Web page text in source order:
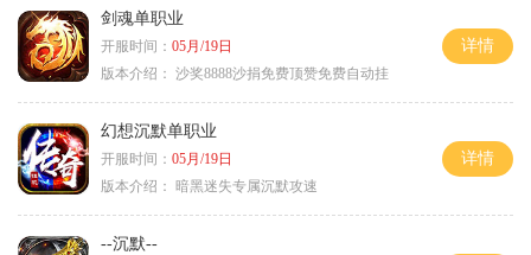
剑魂单职业
开服时间： 05月/19日
版本介绍： 沙奖8888沙捐免费顶赞免费自动挂
详情
幻想沉默单职业
开服时间： 05月/19日
版本介绍： 暗黑迷失专属沉默攻速
详情
--沉默--